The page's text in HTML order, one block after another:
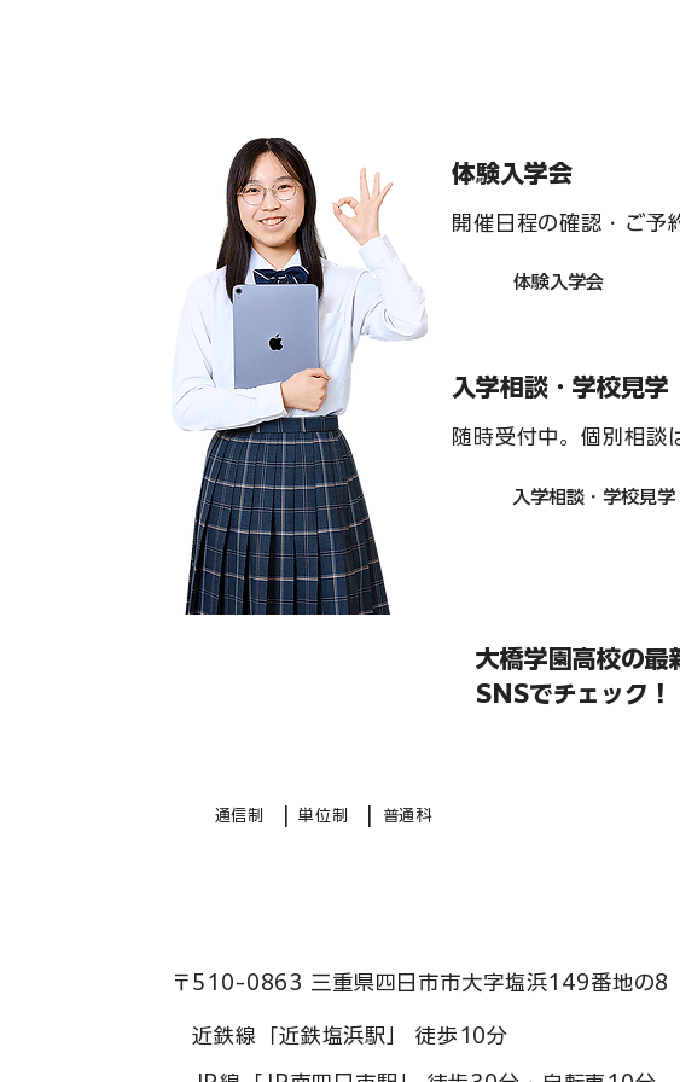
インターアクト部 「team
two」 駅周辺清掃 ７月
インターアクト部 「team
one」 駅周辺清掃 ６月
体験入学会
開催日程の確認・ご予
体験入学会
入学相談・学校見学
随時受付中。個別相談
入学相談・学校見学
大橋学園高校の最
SNSでチェック！
通信制 単位制
普通科
〒510-0863 三重県四日市市大字塩浜149番地の8
近鉄線「近鉄塩浜駅」 徒歩10分